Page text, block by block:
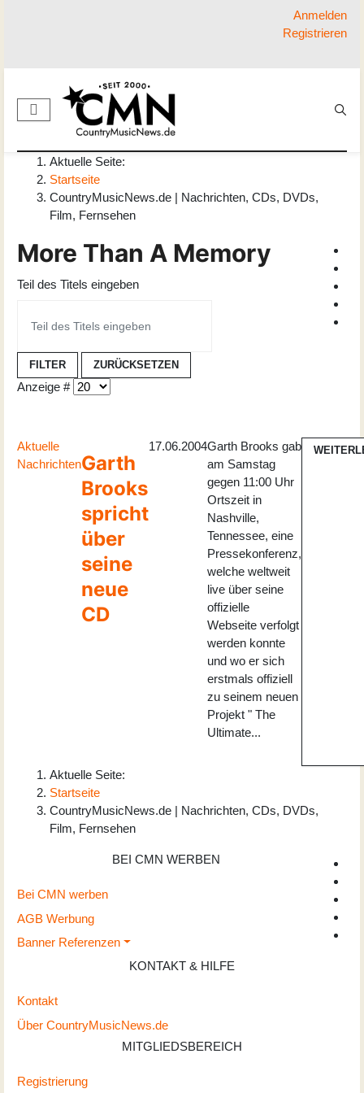
Anmelden
Registrieren
Aktuelle Seite:
Startseite
CountryMusicNews.de | Nachrichten, CDs, DVDs,
Film, Fernsehen
More Than A Memory
Teil des Titels eingeben
FILTER ZURÜCKSETZEN
Anzeige #
Aktuelle
NachrichtenGarth
Brooks
spricht
über
seine
neue
CD
17.06.2004Garth Brooks gab
am Samstag
gegen 11:00 Uhr
Ortszeit in
Nashville,
Tennessee, eine
Pressekonferenz,
welche weltweit
live über seine
offizielle
Webseite verfolgt
werden konnte
und wo er sich
erstmals offiziell
zu seinem neuen
Projekt " The
Ultimate...
Aktuelle Seite:
Startseite
CountryMusicNews.de | Nachrichten, CDs, DVDs,
Film, Fernsehen
BEI CMN WERBEN
Bei CMN werben
AGB Werbung
Banner Referenzen
KONTAKT & HILFE
Kontakt
Über CountryMusicNews.de
MITGLIEDSBEREICH
Registrierung